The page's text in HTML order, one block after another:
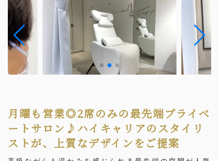
月曜も営業◎2席のみの最先端プライベ
ートサロン♪ハイキャリアのスタイリ
ストが、上質なデザインをご提案